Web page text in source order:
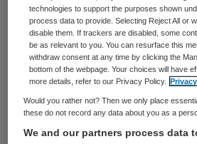
Voor die tijd worden tests
Vanaf 1 september is de
landelijk beschikbaar,
door de GGD’en
aanvulling op het bron- en
technologies to support the purposes shown
process data to provide. Selecting Reject All or
disable them. If trackers are disabled, some
be as relevant to you. You can resurface this
withdraw consent at any time by clicking the
bottom of the webpage. Your choices will have
more details, refer to our Privacy Policy.
Would you rather not? Then we only place
these do not record any data about you as a
We and our partners process data